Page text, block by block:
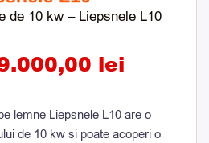
de 10 kw – Liepsnele L10
lei
lemne Liepsnele L10 are o
de 10 kw si poate acoperi o